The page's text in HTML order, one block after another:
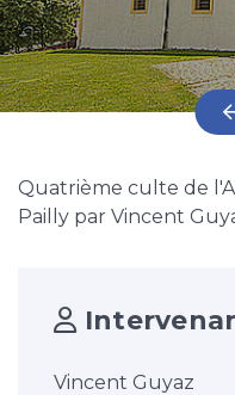
Quatrième culte de
Pailly par Vincent
Vincent Guyaz